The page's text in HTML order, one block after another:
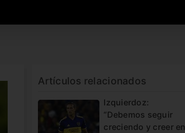
Artículos relacionados
Izquierdoz:
“Debemos seguir
creciendo y creer en